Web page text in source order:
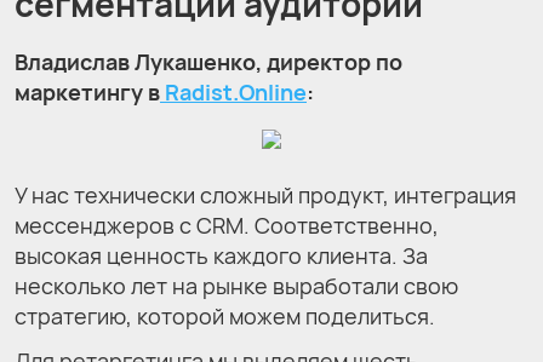
Владислав Лукашенко, директор по
маркетингу в Radist.Online:
У нас технически сложный продукт, интеграция
мессенджеров с CRM. Соответственно,
высокая ценность каждого клиента. За
несколько лет на рынке выработали свою
стратегию, которой можем поделиться.